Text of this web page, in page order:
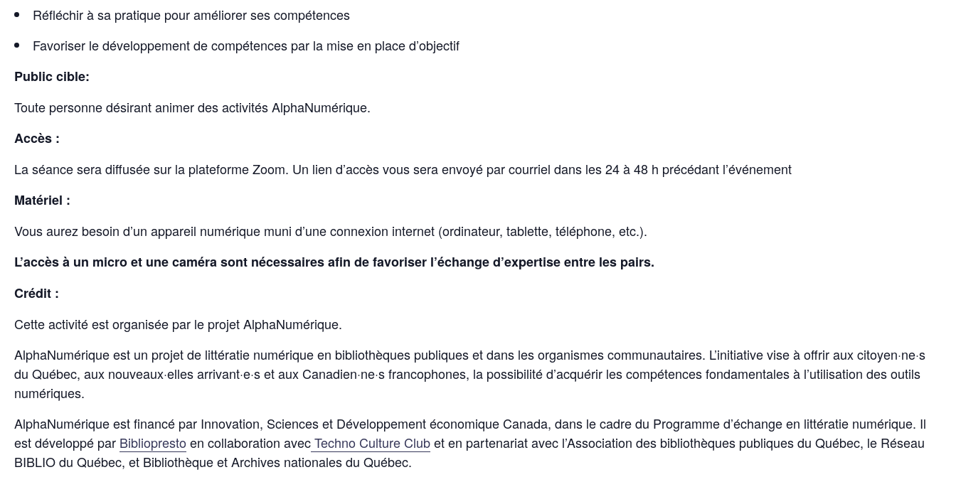
Réfléchir à sa pratique pour améliorer ses compétences
Favoriser le développement de compétences par la mise en place d’objectif
Public cible:
Toute personne désirant animer des activités AlphaNumérique.
Accès :
La séance sera diffusée sur la plateforme Zoom. Un lien d’accès vous sera envoyé par courriel dans les 24 à 48 h précédant l’événement
Matériel :
Vous aurez besoin d’un appareil numérique muni d’une connexion internet (ordinateur, tablette, téléphone, etc.).
L’accès à un micro et une caméra sont nécessaires afin de favoriser l’échange d’expertise entre les pairs.
Crédit :
Cette activité est organisée par le projet AlphaNumérique.
AlphaNumérique est un projet de littératie numérique en bibliothèques publiques et dans les organismes communautaires. L’initiative vise à offrir aux citoyen·ne·s
du Québec, aux nouveaux·elles arrivant·e·s et aux Canadien·ne·s francophones, la possibilité d’acquérir les compétences fondamentales à l’utilisation des outils
numériques.
AlphaNumérique est financé par Innovation, Sciences et Développement économique Canada, dans le cadre du Programme d’échange en littératie numérique. Il
est développé par Bibliopresto en collaboration avecTechno Culture Clubet en partenariat avec l’Association des bibliothèques publiques du Québec, le Réseau
BIBLIO du Québec, et Bibliothèque et Archives nationales du Québec.